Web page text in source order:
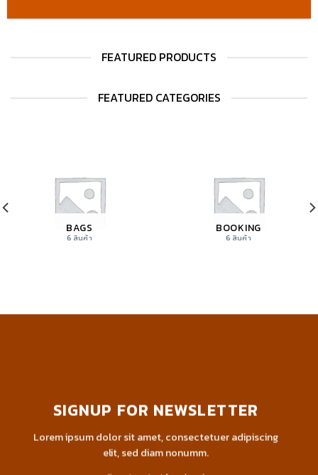
FEATURED PRODUCTS
FEATURED CATEGORIES
BAGS
6 สินค้า
BOOKING
6 สินค้า
SIGNUP FOR NEWSLETTER
Lorem ipsum dolor sit amet, consectetuer adipiscing
elit, sed diam nonumm.